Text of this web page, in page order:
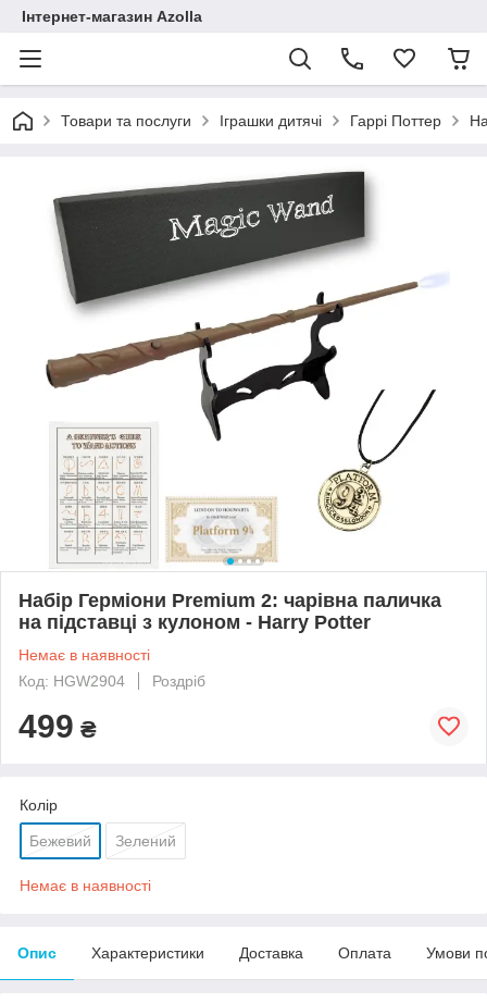
Інтернет-магазин Azolla
Товари та послуги Іграшки дитячі Гаррі Поттер
Набір Герміони Premium 2: чарівна паличка
на підставці з кулоном - Harry Potter
Немає в наявності
Код: HGW2904
Роздріб
499 ₴
Колір
Бежевий Зелений
Немає в наявності
Опис Характеристики Доставка Оплата Умови